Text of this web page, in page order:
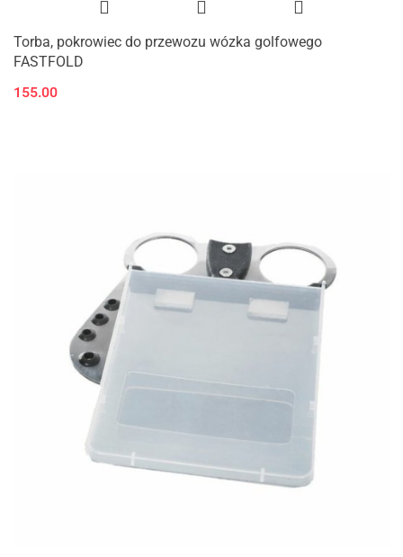
Torba, pokrowiec do przewozu wózka golfowego
FASTFOLD
155.00